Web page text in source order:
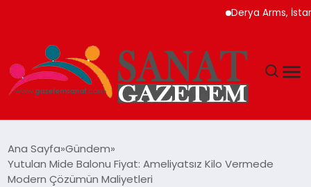
Derya Arms, İstanbul
TEKNOLOJI
Ana Sayfa Gündem
Yutulan Mide Balonu Fiyat: Ameliyatsız Kilo Vermede
Modern Çözümün Maliyetleri